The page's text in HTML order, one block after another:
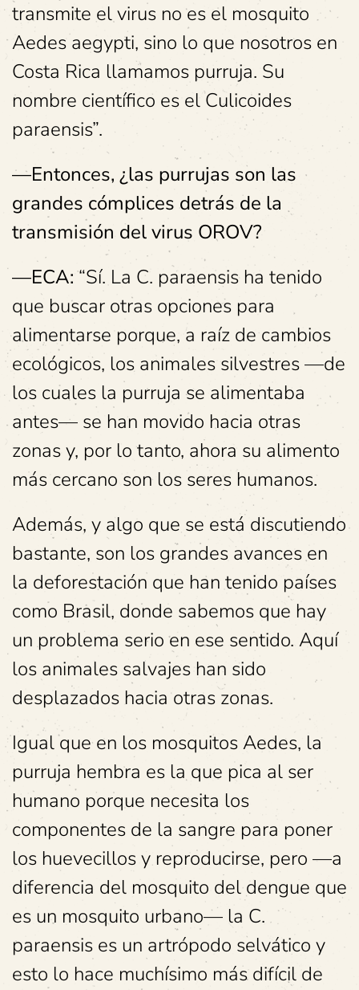
transmite el virus no es el mosquito
Aedes aegypti, sino lo que nosotros en
Costa Rica llamamos purruja. Su
nombre científico es el Culicoides
paraensis”.
—Entonces, ¿las purrujas son las
grandes cómplices detrás de la
transmisión del virus OROV?
—ECA:“Sí. La C. paraensis ha tenido
que buscar otras opciones para
alimentarse porque, a raíz de cambios
ecológicos, los animales silvestres —de
los cuales la purruja se alimentaba
antes— se han movido hacia otras
zonas y, por lo tanto, ahora su alimento
más cercano son los seres humanos.
Además, y algo que se está discutiendo
bastante, son los grandes avances en
la deforestación que han tenido países
como Brasil, donde sabemos que hay
un problema serio en ese sentido. Aquí
los animales salvajes han sido
desplazados hacia otras zonas.
Igual que en los mosquitos Aedes, la
purruja hembra es la que pica al ser
humano porque necesita los
componentes de la sangre para poner
los huevecillos y reproducirse, pero —a
diferencia del mosquito del dengue que
es un mosquito urbano— la C.
paraensis es un artrópodo selvático y
esto lo hace muchísimo más difícil de